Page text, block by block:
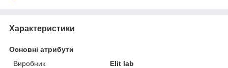
Характеристики
Основні атрибути
Виробник
Elit lab